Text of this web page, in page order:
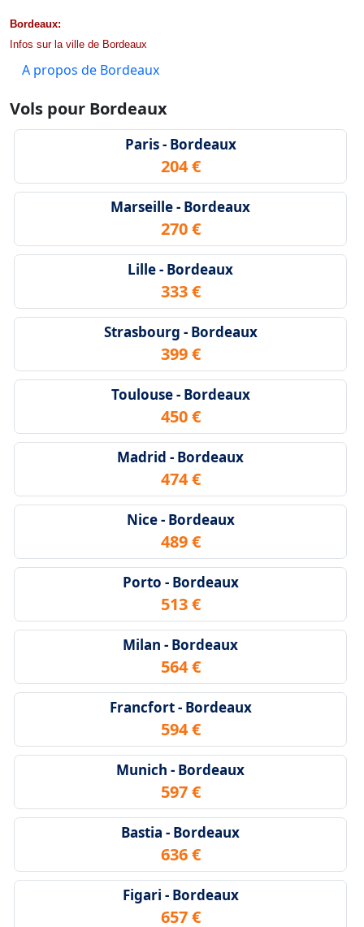
Bordeaux:
Infos sur la ville de Bordeaux
A propos de Bordeaux
Vols pour Bordeaux
Paris - Bordeaux
204 €
Marseille - Bordeaux
270 €
Lille - Bordeaux
333 €
Strasbourg - Bordeaux
399 €
Toulouse - Bordeaux
450 €
Madrid - Bordeaux
474 €
Nice - Bordeaux
489 €
Porto - Bordeaux
513 €
Milan - Bordeaux
564 €
Francfort - Bordeaux
594 €
Munich - Bordeaux
597 €
Bastia - Bordeaux
636 €
Figari - Bordeaux
657 €